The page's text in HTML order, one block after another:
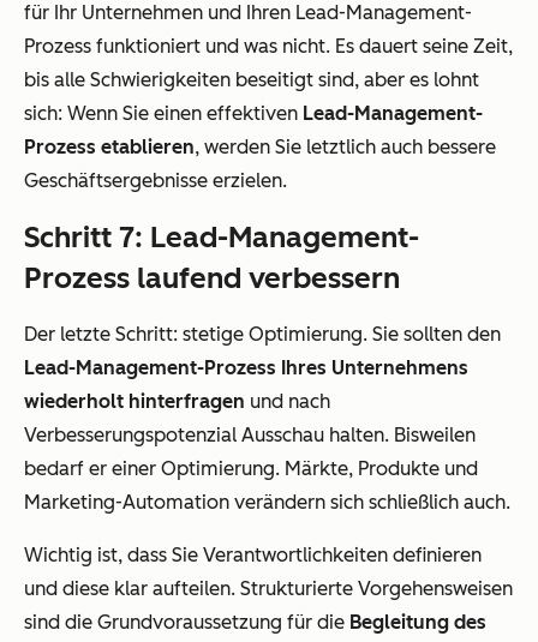
für Ihr Unternehmen und Ihren Lead-Management-
Prozess funktioniert und was nicht. Es dauert seine Zeit,
bis alle Schwierigkeiten beseitigt sind, aber es lohnt
sich: Wenn Sie einen effektiven Lead-Management-
Prozess etablieren, werden Sie letztlich auch bessere
Geschäftsergebnisse erzielen.
Schritt 7: Lead-Management-
Prozess laufend verbessern
Der letzte Schritt: stetige Optimierung. Sie sollten den
Lead-Management-Prozess Ihres Unternehmens
wiederholt hinterfragen und nach
Verbesserungspotenzial Ausschau halten. Bisweilen
bedarf er einer Optimierung. Märkte, Produkte und
Marketing-Automation verändern sich schließlich auch.
Wichtig ist, dass Sie Verantwortlichkeiten definieren
und diese klar aufteilen. Strukturierte Vorgehensweisen
sind die Grundvoraussetzung für die Begleitung des